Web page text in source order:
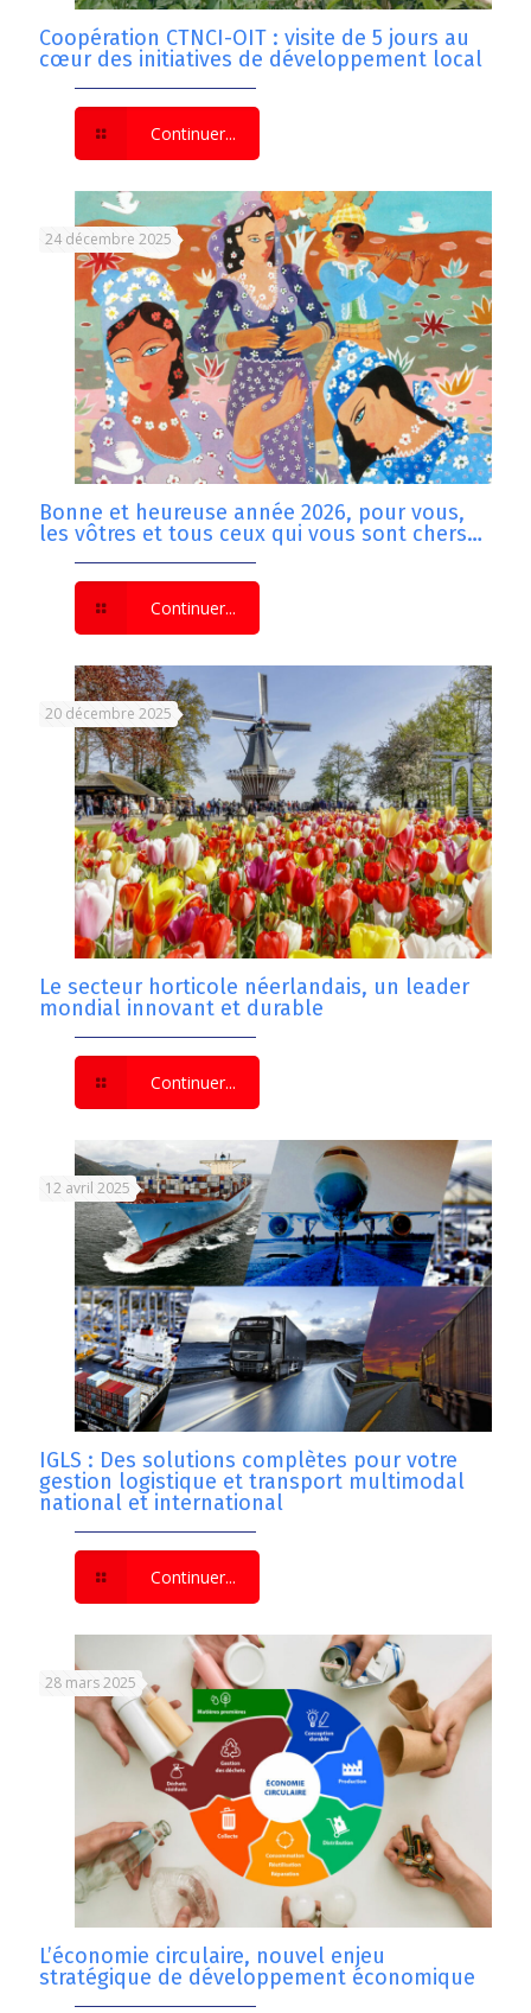
Coopération CTNCI-OIT : visite de 5 jours au
cœur des initiatives de développement local
Continuer...
24 décembre 2025
Bonne et heureuse année 2026, pour vous,
les vôtres et tous ceux qui vous sont chers…
Continuer...
20 décembre 2025
Le secteur horticole néerlandais, un leader
mondial innovant et durable
Continuer...
12 avril 2025
IGLS : Des solutions complètes pour votre
gestion logistique et transport multimodal
national et international
Continuer...
28 mars 2025
L’économie circulaire, nouvel enjeu
stratégique de développement économique